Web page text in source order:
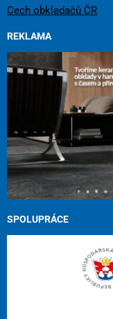
Cech obkladačů ČR
REKLAMA
SPOLUPRÁCE